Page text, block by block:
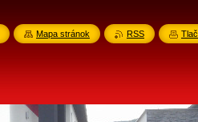
Mapa stránok RSS Tlač